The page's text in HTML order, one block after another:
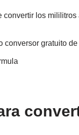
convertir los mililitros
conversor gratuito